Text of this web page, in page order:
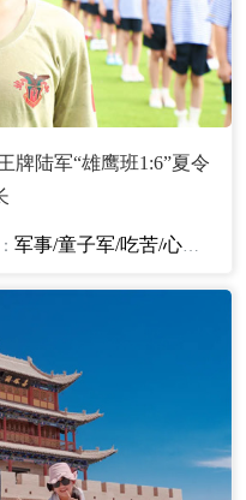
牌陆军“雄鹰班1:6”夏令
军事/童子军/吃苦/心智/领袖/励志